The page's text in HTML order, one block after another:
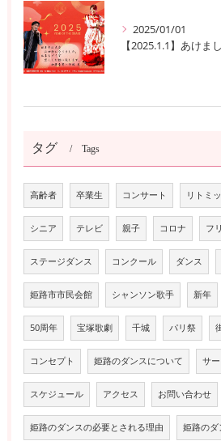
2025/01/01
【2025.1.1】あけ
タグ Tags
高齢者 卒業生 コンサート リトミ
シニア テレビ 親子 コロナ フ
ステージダンス コンクール ダンス
姫路市市民会館 シャンソン歌手 新年
50周年 宝塚歌劇 千城 パリ祭
コンセプト 姫路のダンスについて サ
スケジュール アクセス お問い合わせ
姫路のダンスの必要とされる理由 姫路のダ